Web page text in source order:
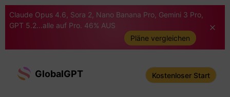
Claude Opus 4.6, Sora 2, Nano Banana Pro, Gemini 3 Pro,
GPT 5.2...alle auf Pro. 46% AUS
Pläne vergleichen
GlobalGPT Kostenloser Start